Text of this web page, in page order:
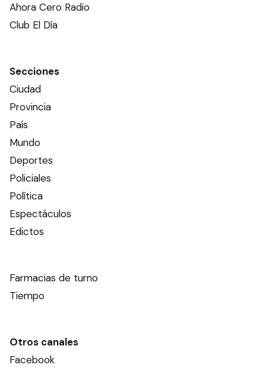
Ahora Cero Radio
Club El Día
Secciones
Ciudad
Provincia
País
Mundo
Deportes
Policiales
Política
Espectáculos
Edictos
Farmacias de turno
Tiempo
Otros canales
Facebook